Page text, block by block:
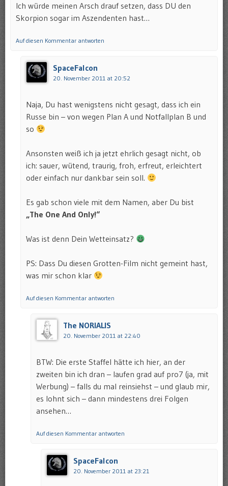
Ich würde meinen Arsch drauf setzen, dass DU den
Skorpion sogar im Aszendenten hast…
Auf diesen Kommentar antworten
SpaceFalcon
20. November 2011 at 20:52
Naja, Du hast wenigstens nicht gesagt, dass ich ein
Russe bin – von wegen Plan A und Notfallplan B und
so
Ansonsten weiß ich ja jetzt ehrlich gesagt nicht, ob
ich: sauer, wütend, traurig, froh, erfreut, erleichtert
oder einfach nur dankbar sein soll.
Es gab schon viele mit dem Namen, aber Du bist
„The One And Only!“
Was ist denn Dein Wetteinsatz?
PS: Dass Du diesen Grotten-Film nicht gemeint hast,
was mir schon klar
Auf diesen Kommentar antworten
The NORIALIS
20. November 2011 at 22:40
BTW: Die erste Staffel hätte ich hier, an der
zweiten bin ich dran – laufen grad auf pro7 (ja, mit
Werbung) – falls du mal reinsiehst – und glaub mir,
es lohnt sich – dann mindestens drei Folgen
ansehen…
Auf diesen Kommentar antworten
SpaceFalcon
20. November 2011 at 23:21